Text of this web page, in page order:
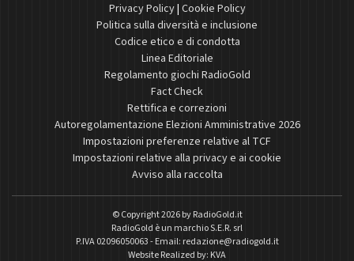
Privacy Policy| Cookie Policy
Politica sulla diversità e inclusione
Codice etico e di condotta
Linea Editoriale
Regolamento giochi RadioGold
Fact Check
Rettifica e correzioni
Autoregolamentazione Elezioni Amministrative 2026
Impostazioni preferenze relative al TCF
Impostazioni relative alla privacy e ai cookie
Avviso alla raccolta
© Copyright 2026 byRadioGold.it
RadioGold è un marchio S.E.R. srl
P.IVA 02096050063 - Email: redazione@radiogold.it
Website Realized by: KVA